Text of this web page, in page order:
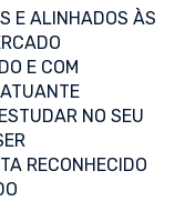
E ALINHADOS ÀS
E COM
NO SEU
RECONHECIDO